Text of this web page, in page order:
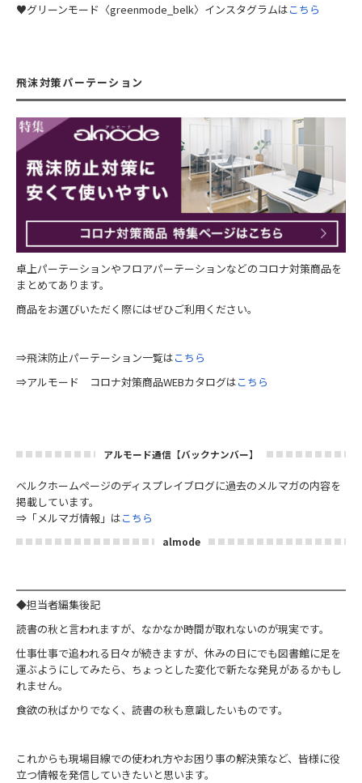
♥グリーンモード〈greenmode_belk〉インスタグラムはこちら
飛沫対策パーテーション
卓上パーテーションやフロアパーテーションなどのコロナ対策商品を
まとめてあります。
商品をお選びいただく際にはぜひご利用ください。
⇒飛沫防止パーテーション一覧はこちら
⇒アルモード コロナ対策商品WEBカタログはこちら
アルモード通信【バックナンバー】
ベルクホームページのディスプレイブログに過去のメルマガの内容を
掲載しています。
⇒「メルマガ情報」はこちら
almode
◆担当者編集後記
読書の秋と言われますが、なかなか時間が取れないのが現実です。
仕事仕事で追われる日々が続きますが、休みの日にでも図書館に足を
運ぶようにしてみたら、ちょっとした変化で新たな発見があるかもし
れません。
食欲の秋ばかりでなく、読書の秋も意識したいものです。
これからも現場目線での使われ方やお困り事の解決策など、皆様に役
立つ情報を発信していきたいと思います。